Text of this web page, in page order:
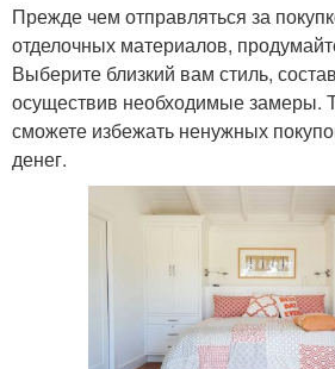
Прежде чем отправляться за
отделочных материалов,
Выберите близкий вам стиль,
осуществив необходимые замеры.
сможете избежать ненужных
денег.